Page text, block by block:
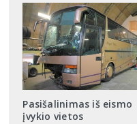
Pasišalinimas iš eismo
įvykio vietos